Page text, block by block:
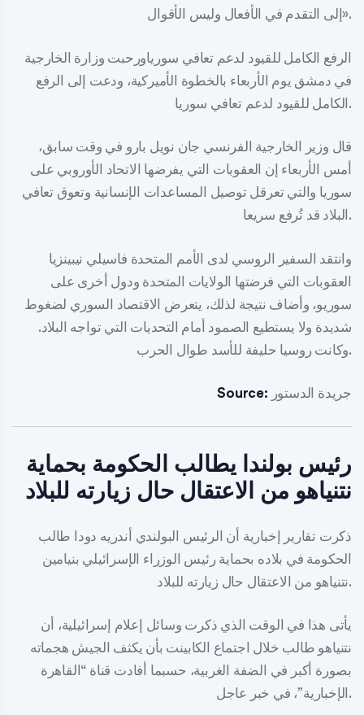
إلى التقدم في الأفعال وليس الأقوال».
الرفع الكامل للقيود لدعم تعافي سورياورحبت وزارة الخارجية
في دمشق يوم الأربعاء بالخطوة الأميركية، ودعت إلى الرفع
الكامل للقيود لدعم تعافي سوريا.
قال وزير الخارجية الفرنسي جان نويل بارو في وقت سابق،
أمس الأربعاء إن العقوبات التي يفرضها الاتحاد الأوروبي على
سوريا والتي تعرقل توصيل المساعدات الإنسانية وتعوق تعافي
البلاد قد تُرفع سريعا.
وانتقد السفير الروسي لدى الأمم المتحدة فاسيلي نيبينزيا
العقوبات التي فرضتها الولايات المتحدة ودول أخرى على
سوريو، وأضاف نتيجة لذلك، يتعرض الاقتصاد السوري لضغوط
شديدة ولا يستطيع الصمود أمام التحديات التي تواجه البلاد.
وكانت روسيا حليفة للأسد طوال الحرب.
Source: جريدة الدستور
رئيس بولندا يطالب الحكومة بحماية
نتنياهو من الاعتقال حال زيارته للبلاد
ذكرت تقارير إخبارية أن الرئيس البولندي أندريه دودا طالب
الحكومة في بلاده بحماية رئيس الوزراء الإسرائيلي بنيامين
نتنياهو من الاعتقال حال زيارته للبلاد.
يأتى هذا في الوقت الذي ذكرت وسائل إعلام إسرائيلية، أن
نتنياهو طالب خلال اجتماع الكابينت بأن يكثف الجيش هجماته
بصورة أكبر في الضفة الغربية، حسبما أفادت قناة “القاهرة
الإخبارية”، في خبر عاجل.